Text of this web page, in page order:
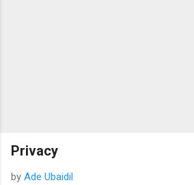
Privacy
by Ade Ubaidil